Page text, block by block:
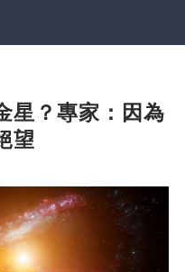
星？專家：因為
望